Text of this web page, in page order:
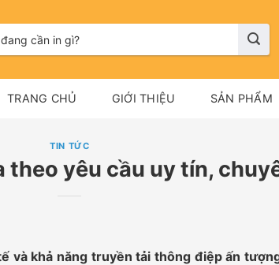
TRANG CHỦ GIỚI THIỆU SẢN PHẨM
TIN TỨC
theo yêu cầu uy tín,
và khả năng truyền tải thông điệp ấn